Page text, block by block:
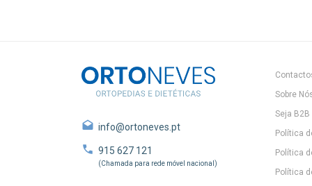
info@ortoneves.pt
915 627 121
(Chamada para rede móvel nacional)
Sobre
Seja B2B
Política
Política
Política